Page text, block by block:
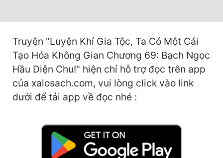
Học Đường
Khoa Huyễn
Khoa Huyễn Không Gian
Kinh Dị
Kiếm Hiệp
Truyện "Luyện Khí Gia Tộc, Ta Có Một Cái
Tạo Hóa Không Gian Chương 69: Bạch Ngọc
Hầu Diện Chu!" hiện chỉ hỗ trợ đọc trên app
của xalosach.com, vui lòng click vào link
dưới để tải app về đọc nhé :